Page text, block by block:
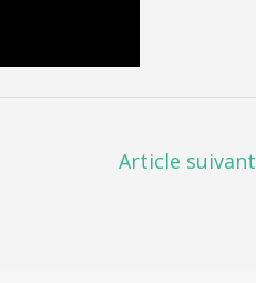
Article suivant